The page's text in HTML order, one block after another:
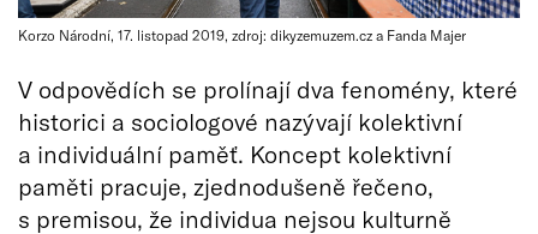
Korzo Národní, 17. listopad 2019, zdroj: dikyzemuzem.cz a Fanda Majer
V odpovědích se prolínají dva fenomény, které
historici a sociologové nazývají kolektivní
a individuální paměť. Koncept kolektivní
paměti pracuje, zjednodušeně řečeno,
s premisou, že individua nejsou kulturně